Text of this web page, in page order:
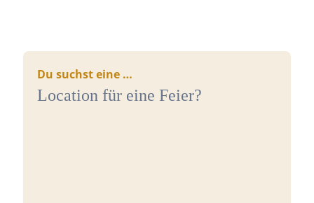
Du suchst eine …
Location für eine Feier?